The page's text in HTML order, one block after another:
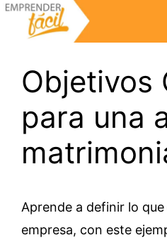
Saltar
Objetivos
para una
Aprende a definir lo
empresa, con este